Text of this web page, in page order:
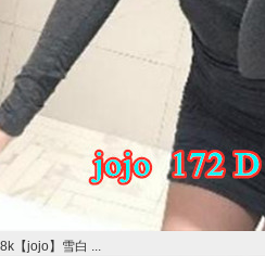
8k【jojo】雪白 ...